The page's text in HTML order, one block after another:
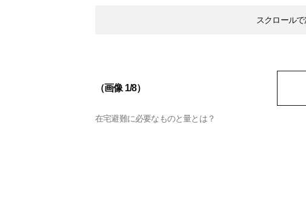
スクロール
（画像 1/8）
在宅避難に必要なものと量とは？